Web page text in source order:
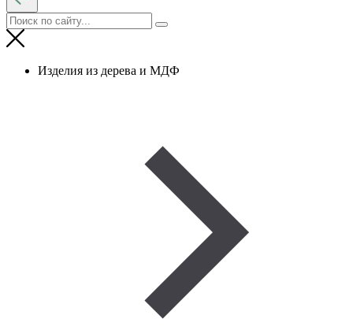
Изделия из дерева и МДФ